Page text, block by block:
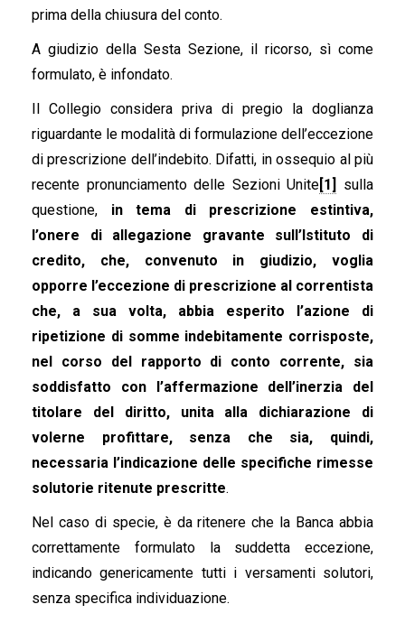
prima della chiusura del conto.
A giudizio della Sesta Sezione, il ricorso, sì come
formulato, è infondato.
Il Collegio considera priva di pregio la doglianza
riguardante le modalità di formulazione dell’eccezione
di prescrizione dell’indebito. Difatti, in ossequio al più
recente pronunciamento delle Sezioni Unite[1]
sulla
questione, in tema di prescrizione estintiva,
l’onere di allegazione gravante sull’Istituto di
credito, che, convenuto in giudizio, voglia
opporre l’eccezione di prescrizione al correntista
che, a sua volta, abbia esperito l’azione di
ripetizione di somme indebitamente corrisposte,
nel corso del rapporto di conto corrente, sia
soddisfatto con l’affermazione dell’inerzia del
titolare del diritto, unita alla dichiarazione di
volerne profittare, senza che sia, quindi,
necessaria l’indicazione delle specifiche rimesse
solutorie ritenute prescritte.
Nel caso di specie, è da ritenere che la Banca abbia
correttamente formulato la suddetta eccezione,
indicando genericamente tutti i versamenti solutori,
senza specifica individuazione.